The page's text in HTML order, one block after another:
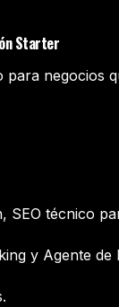
Starter
técnico
y Agente